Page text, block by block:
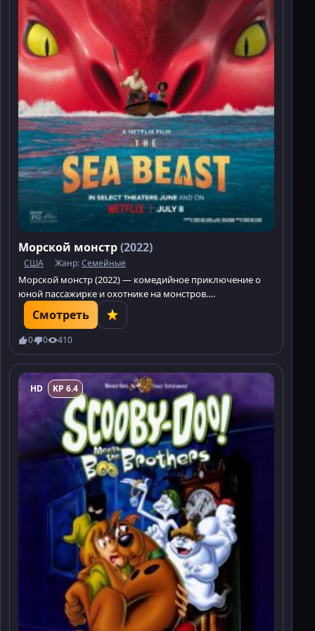
Морской монстр(2022)
США Жанр:Семейные
Морской монстр (2022) — комедийное приключение о
юной пассажирке и охотнике на монстров.
Отправляйтесь в невероятные путешествия!
Смотреть
0 0 410
HD KP 6.4